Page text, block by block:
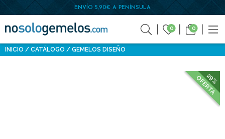
ENVÍO 5,90€ A PENÍNSULA
0 0
INICIO CATÁLOGO GEMELOS DISEÑO
29%
OFERTA